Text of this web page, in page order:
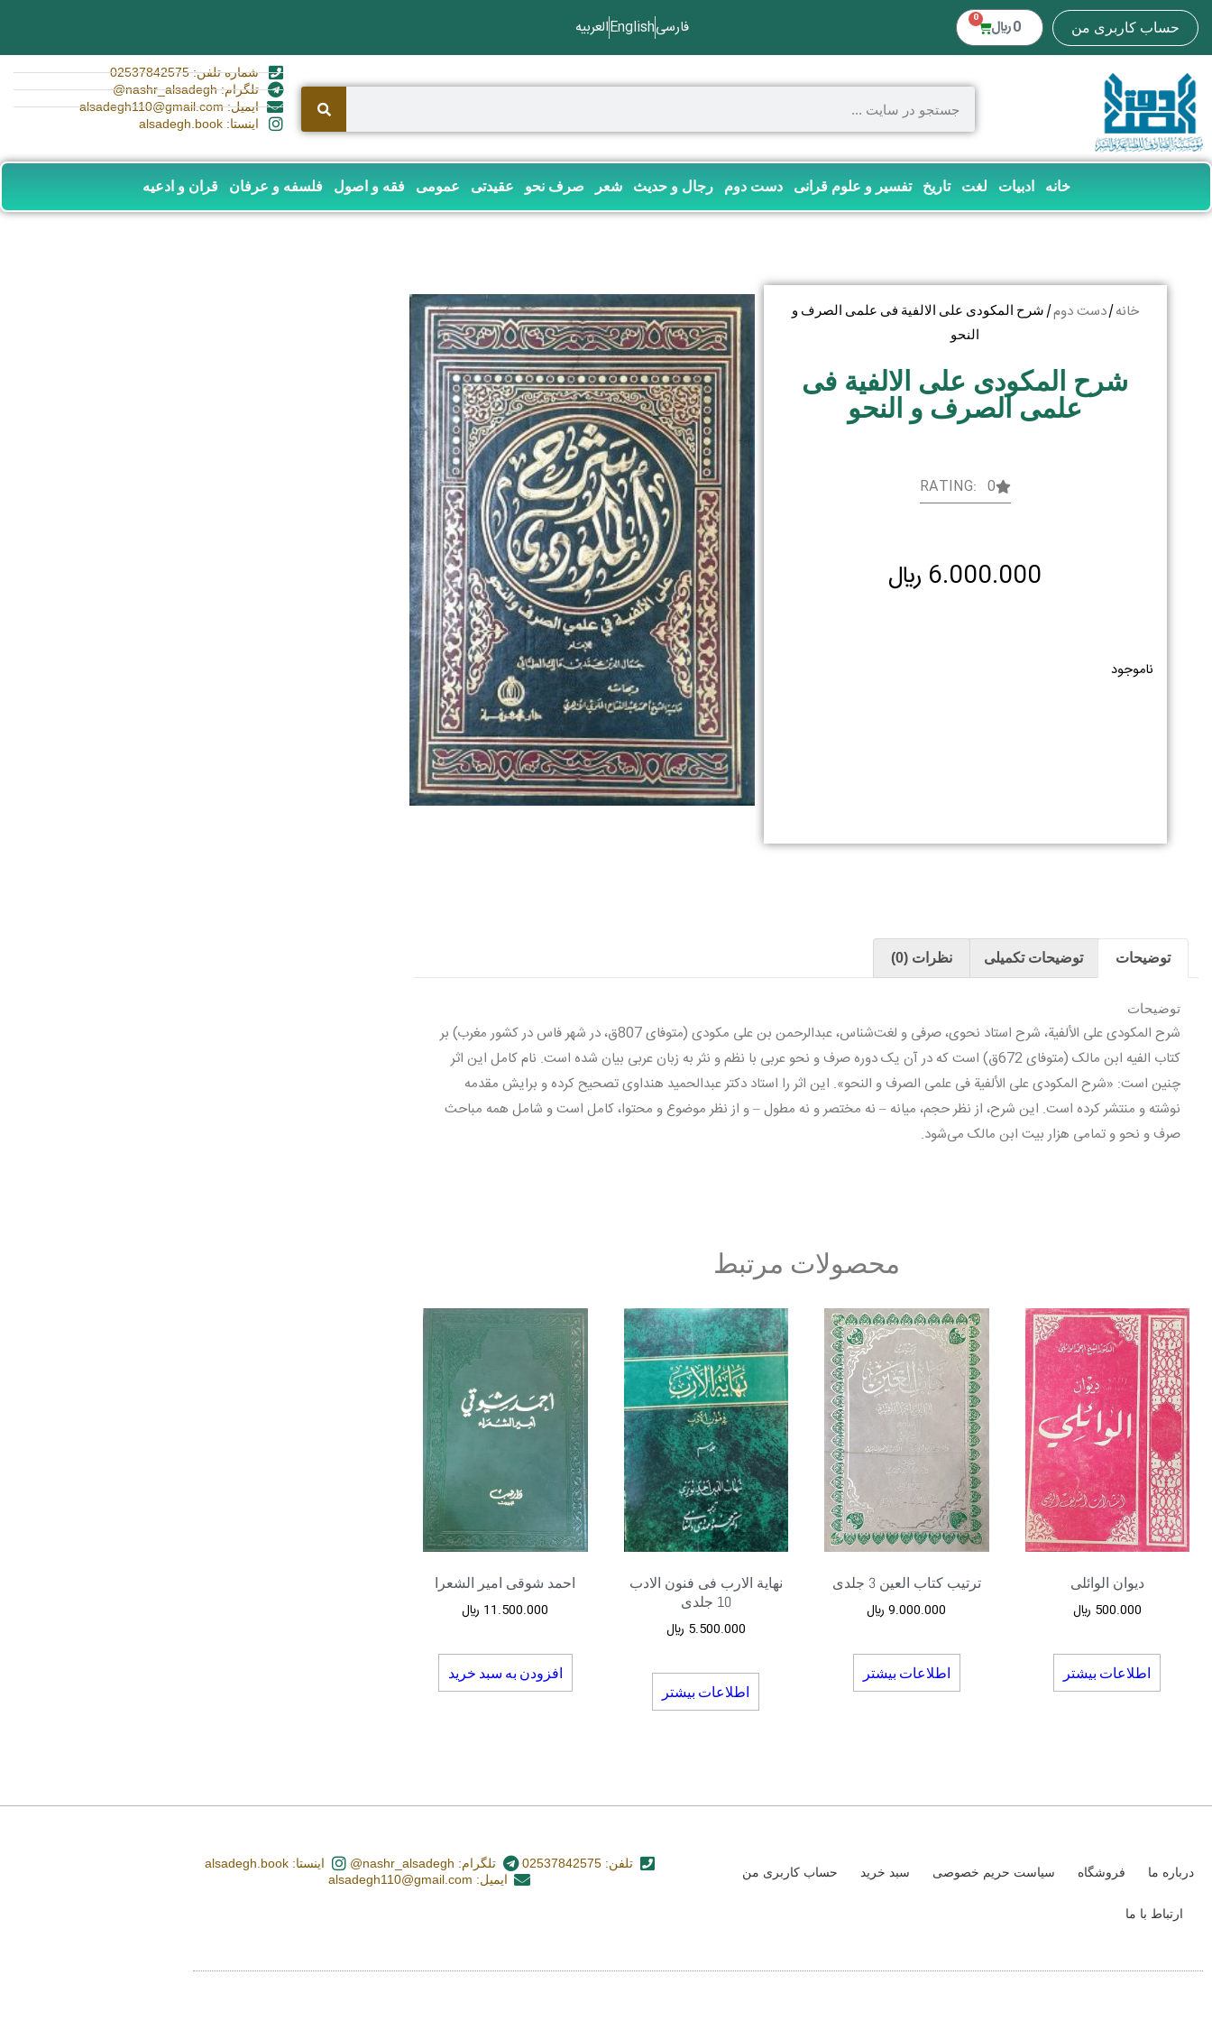
حساب کاربری من 0 ﷼ 0 فارسیEnglishالعربیه
شماره تلفن: 02537842575
تلگرام: nashr_alsadegh@
ایمیل: alsadegh110@gmail.com
اینستا: alsadegh.book
خانه ادبیات لغت تاریخ تفسیر و علوم قرانی دست دوم رجال و حدیث شعر صرف نحو عقیدتی عمومی فقه و اصول فلسفه و عرفان قران و ادعیه
خانه/دست دوم/ شرح المکودی علی الالفیة فی علمی الصرف و
النحو
شرح المکودی علی الالفیة فی
علمی الصرف و النحو
RATING: 0
6.000.000 ﷼
ناموجود
توضیحات توضیحات تکمیلی نظرات (0)
توضیحات
شرح المکودی على الألفیة، شرح استاد نحوى، صرفى و لغت‌شناس، عبدالرحمن بن على مکودى (متوفاى 807ق، در شهر فاس در کشور مغرب) بر
کتاب الفیه ابن مالک (متوفاى 672ق) است که در آن یک دوره صرف و نحو عربى با نظم و نثر به زبان عربى بیان شده است. نام کامل این اثر
چنین است: «شرح المکودی على الألفیة فی علمی الصرف و النحو». این اثر را استاد دکتر عبدالحمید هنداوى تصحیح کرده و برایش مقدمه
نوشته و منتشر کرده است. این شرح، از نظر حجم، میانه – نه مختصر و نه مطول – و از نظر موضوع و محتوا، کامل است و شامل همه مباحث
صرف و نحو و تمامى هزار بیت ابن مالک مى‌شود.
محصولات مرتبط
دیوان الوائلی
500.000 ﷼
اطلاعات بیشتر
ترتیب کتاب العین 3 جلدی
9.000.000 ﷼
اطلاعات بیشتر
نهایة الارب فی فنون الادب
10 جلدی
5.500.000 ﷼
اطلاعات بیشتر
احمد شوقی امیر الشعرا
11.500.000 ﷼
افزودن به سبد خرید
درباره ما فروشگاه سیاست حریم خصوصی سبد خرید حساب کاربری من
ارتباط با ما
تلفن: 02537842575 تلگرام: nashr_alsadegh@
اینستا: alsadegh.book
ایمیل: alsadegh110@gmail.com